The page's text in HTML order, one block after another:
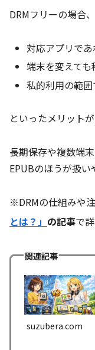
DRMフリーの場合、
対応アプリで
端末を変えて
私的利用の範
といったメリットが
長期保存や複数端
EPUBのほうが扱い
※DRMの仕組みや
とは？」 の記事で
関連記事
suzubera.com